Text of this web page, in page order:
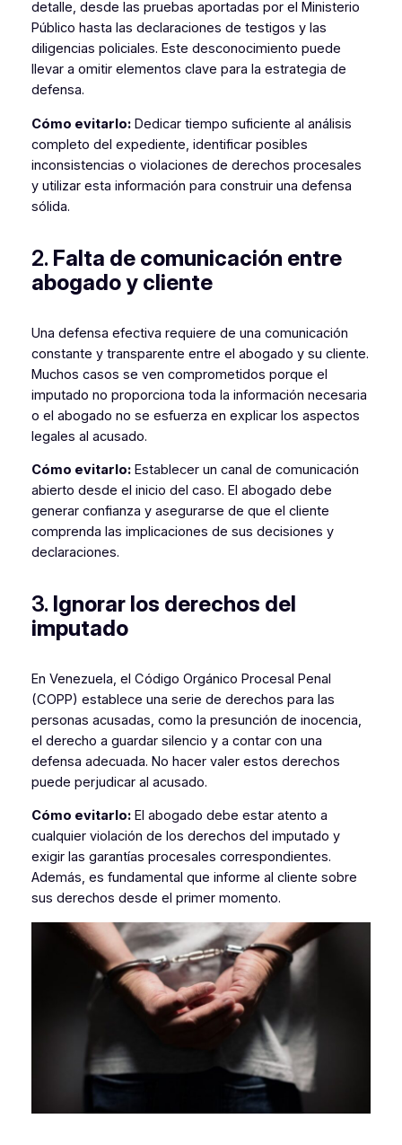
detalle, desde las pruebas aportadas por el Ministerio
Público hasta las declaraciones de testigos y las
diligencias policiales. Este desconocimiento puede
llevar a omitir elementos clave para la estrategia de
defensa.
Cómo evitarlo:Dedicar tiempo suficiente al análisis
completo del expediente, identificar posibles
inconsistencias o violaciones de derechos procesales
y utilizar esta información para construir una defensa
sólida.
2. Falta de comunicación entre
abogado y cliente
Una defensa efectiva requiere de una comunicación
constante y transparente entre el abogado y su cliente.
Muchos casos se ven comprometidos porque el
imputado no proporciona toda la información necesaria
o el abogado no se esfuerza en explicar los aspectos
legales al acusado.
Cómo evitarlo:Establecer un canal de comunicación
abierto desde el inicio del caso. El abogado debe
generar confianza y asegurarse de que el cliente
comprenda las implicaciones de sus decisiones y
declaraciones.
3. Ignorar los derechos del
imputado
En Venezuela, el Código Orgánico Procesal Penal
(COPP) establece una serie de derechos para las
personas acusadas, como la presunción de inocencia,
el derecho a guardar silencio y a contar con una
defensa adecuada. No hacer valer estos derechos
puede perjudicar al acusado.
Cómo evitarlo:El abogado debe estar atento a
cualquier violación de los derechos del imputado y
exigir las garantías procesales correspondientes.
Además, es fundamental que informe al cliente sobre
sus derechos desde el primer momento.